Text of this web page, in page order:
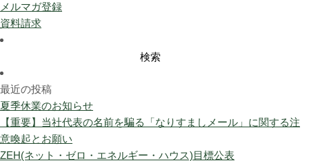
メルマガ登録
資料請求
索:
最近の投稿
夏季休業のお知らせ
【重要】当社代表の名前を騙る「なりすましメール」に関する注
意喚起とお願い
ZEH(ネット・ゼロ・エネルギー・ハウス)目標公表